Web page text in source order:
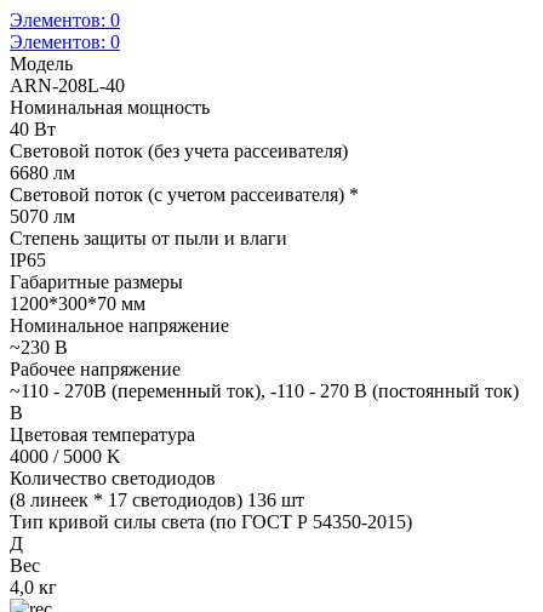
Элементов: 0
Элементов: 0
Модель
ARN-208L-40
Номинальная мощность
40 Вт
Световой поток (без учета рассеивателя)
6680 лм
Световой поток (с учетом рассеивателя) *
5070 лм
Степень защиты от пыли и влаги
IP65
Габаритные размеры
1200*300*70 мм
Номинальное напряжение
~230 В
Рабочее напряжение
~110 - 270В (переменный ток), -110 - 270 В (постоянный ток)
В
Цветовая температура
4000 / 5000 K
Количество светодиодов
(8 линеек * 17 светодиодов) 136 шт
Тип кривой силы света (по ГОСТ Р 54350-2015)
Д
Вес
4,0 кг